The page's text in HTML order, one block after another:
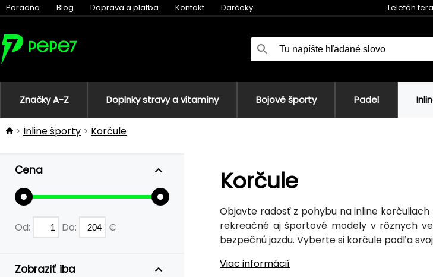
Poradňa Blog Doprava a platba Kontakt Darčeky Telefón
Značky A-Z Doplnky stravy a vitamíny Bojové športy Padel
Inline športy Korčule
Cena
Od: Do: €
Zobraziť iba
Korčule
Objavte radosť z pohybu na inline
rekreačné aj športové modely v rôznych
bezpečnú jazdu. Vyberte si korčule podľa
Viac informácií